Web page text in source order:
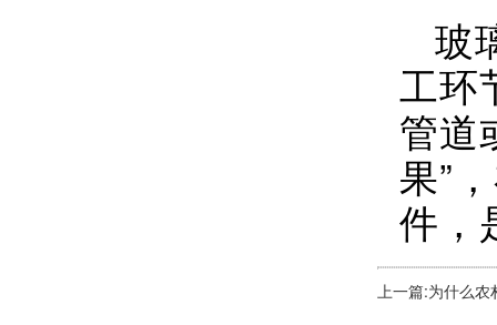
玻
工环
管道
果”
件，
上一篇:为什么